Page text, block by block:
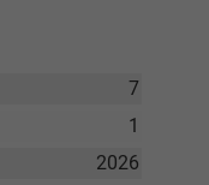
7
1
2026